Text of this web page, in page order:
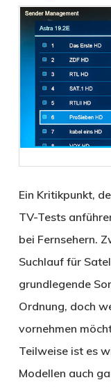
Ein Kritikpunkt,
TV-Tests
bei Fernsehern.
Suchlauf für
grundlegende
Ordnung, doch
vornehmen
Teilweise ist es
Modellen auch